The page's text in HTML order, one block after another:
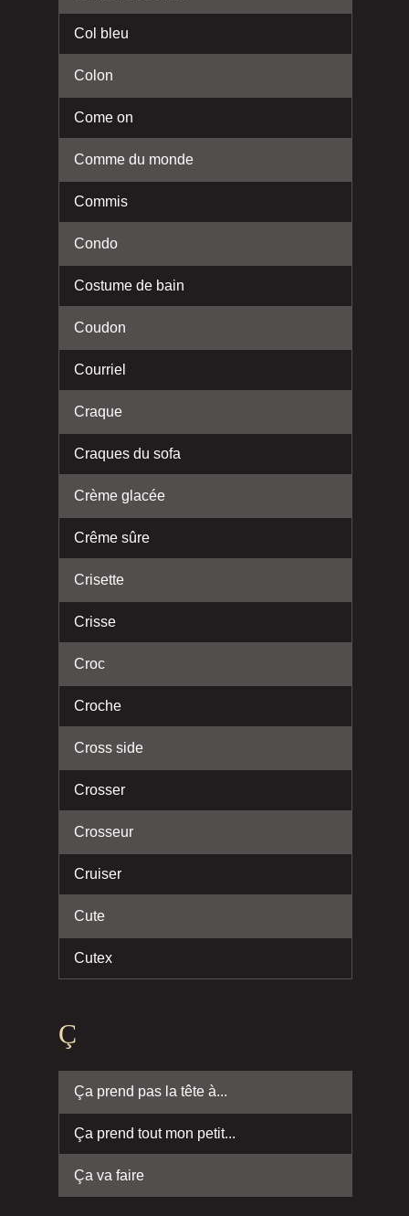
Col bleu
Colon
Come on
Comme du monde
Commis
Condo
Costume de bain
Coudon
Courriel
Craque
Craques du sofa
Crème glacée
Crême sûre
Crisette
Crisse
Croc
Croche
Cross side
Crosser
Crosseur
Cruiser
Cute
Cutex
Ç
Ça prend pas la tête à...
Ça prend tout mon petit...
Ça va faire